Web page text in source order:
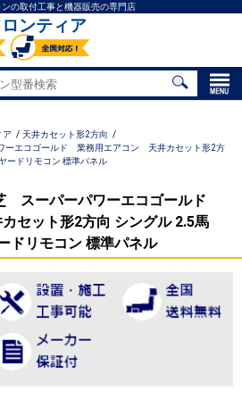
の取付工事と機器販売の専門店
ンティア
ア
天井カセット形2方向
エコゴールド 業務用エアコン 天井カセット形2方
ードリモコン 標準パネル
スーパーパワーエコゴールド
セット形2方向 シングル 2.5馬
ドリモコン 標準パネル